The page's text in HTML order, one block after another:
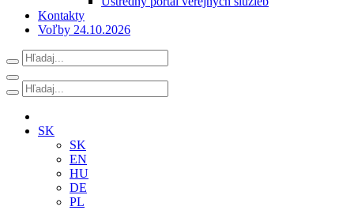
Kontakty
Voľby 24.10.2026
SK
SK
EN
HU
DE
PL